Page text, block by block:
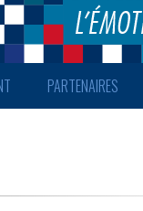
PARTENAIRES